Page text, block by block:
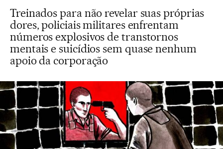
Treinados para não revelar suas próprias
dores, policiais militares enfrentam
números explosivos de transtornos
mentais e suicídios sem quase nenhum
apoio da corporação